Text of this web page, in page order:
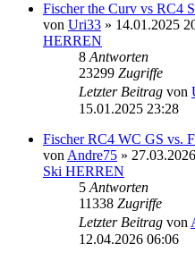
Fischer the Curv vs RC4
von Uri33 » 14.01.2025
HERREN
8 Antworten
23299 Zugriffe
Letzter Beitrag von
15.01.2025 23:28
Fischer RC4 WC GS vs.
von Andre75 »
Ski HERREN
5 Antworten
11338 Zugriffe
Letzter Beitrag von
12.04.2026 06:06